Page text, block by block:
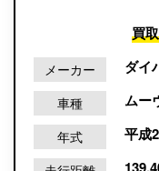
買
メーカー ダイ
車種 ムー
年式 平成